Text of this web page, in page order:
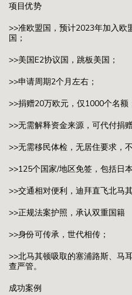
项目优势
>>准欧盟国，预计2023年加入
国；
>>美国E2协议国，跳板美国；
>>申请周期2个月左右；
>>捐赠20万欧元，仅1000个名额
>>无需解释资金来源，可代付捐
>>无需移民体检，无居住要求，
>>125个国家/地区免签，包括日
>>交通相对便利，迪拜直飞北马其
>>正规法案护照，承认双重国籍
>>身份可传承，世代相传；
>>北马其顿吸取的塞浦路斯、马
查严管。
成功案例